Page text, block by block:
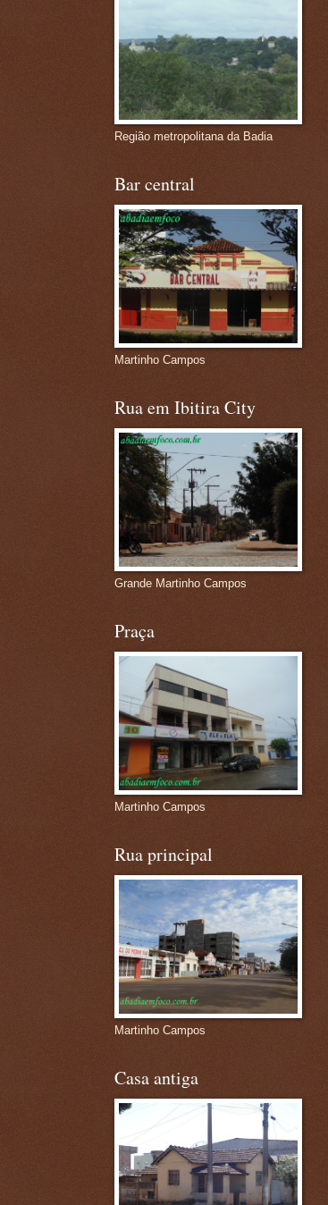
Região metropolitana da Badia
Bar central
Martinho Campos
Rua em Ibitira City
Grande Martinho Campos
Praça
Martinho Campos
Rua principal
Martinho Campos
Casa antiga